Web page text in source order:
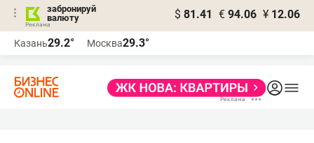
забронируй
валюту
$ 81.41 € 94.06 ¥ 12.06
Казань29.2° Москва29.3°